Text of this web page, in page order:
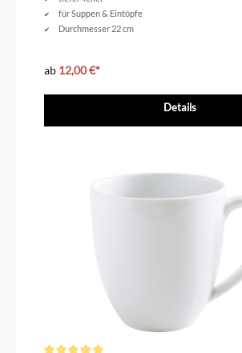
für Suppen & Eintöpfe
Durchmesser 22 cm
ab 12,00 €*
Details